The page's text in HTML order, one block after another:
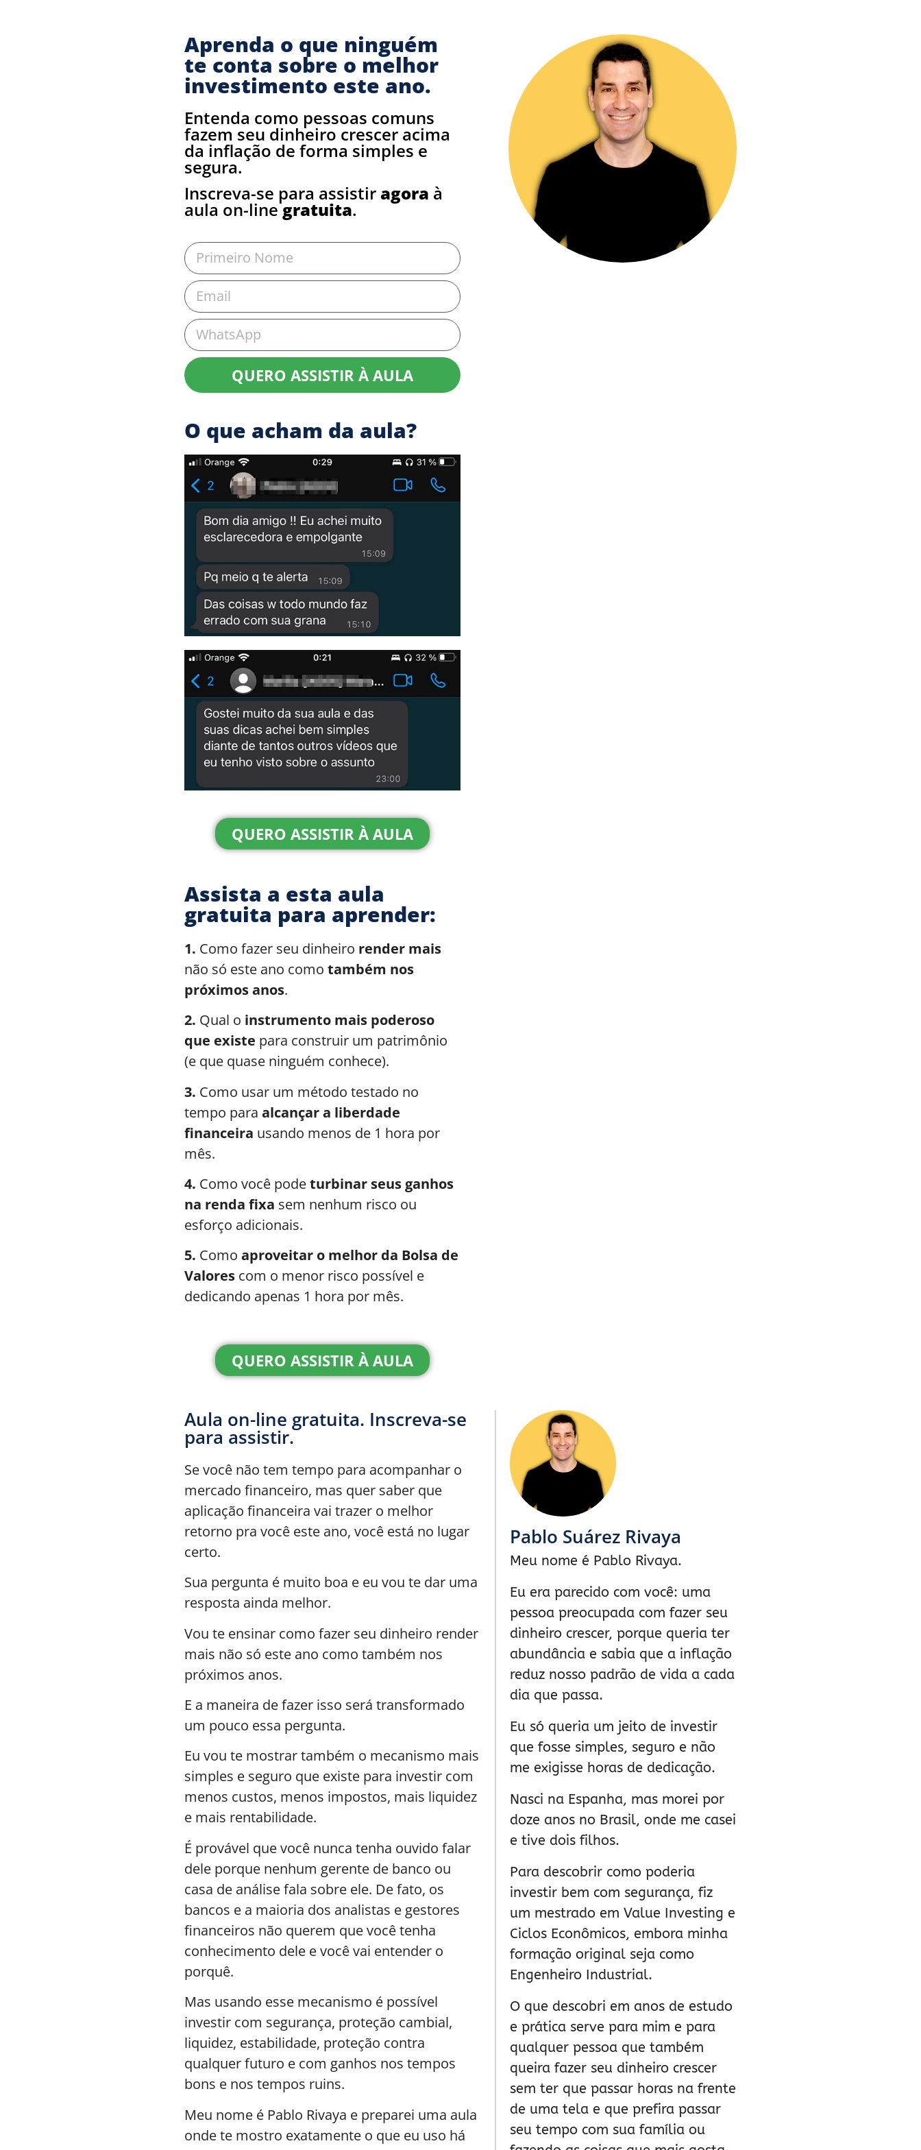
Aprenda o que ninguém
te conta sobre o melhor
investimento este ano.
Entenda como pessoas comuns
fazem seu dinheiro crescer acima
da inflação de forma simples e
segura.
Inscreva-se para assistir agora à
aula on-linegratuita.
QUERO ASSISTIR À AULA
O que acham da aula?
QUERO ASSISTIR À AULA
Assista a esta aula
gratuita para aprender:
1. Como fazer seu dinheiro render mais
não só este ano como também nos
próximos anos.
2. Qual o instrumento mais poderoso
que existe para construir um patrimônio
(e que quase ninguém conhece).
3. Como usar um método testado no
tempo para alcançar a liberdade
financeira usando menos de 1 hora por
mês.
4. Como você podeturbinar seus ganhos
na renda fixa sem nenhum risco ou
esforço adicionais.
5. Como aproveitar o melhor da Bolsa de
Valorescom o menor risco possível e
dedicando apenas 1 hora por mês.
QUERO ASSISTIR À AULA
Aula on-line gratuita. Inscreva-se
para assistir.
Se você não tem tempo para acompanhar o
mercado financeiro, mas quer saber que
aplicação financeira vai trazer o melhor
retorno pra você este ano, você está no lugar
certo.
Sua pergunta é muito boa e eu vou te dar uma
resposta ainda melhor.
Vou te ensinar como fazer seu dinheiro render
mais não só este ano como também nos
próximos anos.
E a maneira de fazer isso será transformado
um pouco essa pergunta.
Eu vou te mostrar também o mecanismo mais
simples e seguro que existe para investir com
menos custos, menos impostos, mais liquidez
e mais rentabilidade.
É provável que você nunca tenha ouvido falar
dele porque nenhum gerente de banco ou
casa de análise fala sobre ele. De fato, os
bancos e a maioria dos analistas e gestores
financeiros não querem que você tenha
conhecimento dele e você vai entender o
porquê.
Mas usando esse mecanismo é possível
investir com segurança, proteção cambial,
liquidez, estabilidade, proteção contra
qualquer futuro e com ganhos nos tempos
bons e nos tempos ruins.
Meu nome é Pablo Rivaya e preparei uma aula
onde te mostro exatamente o que eu uso há
Pablo Suárez Rivaya
Meu nome é Pablo Rivaya.
Eu era parecido com você: uma
pessoa preocupada com fazer seu
dinheiro crescer, porque queria ter
abundância e sabia que a inflação
reduz nosso padrão de vida a cada
dia que passa.
Eu só queria um jeito de investir
que fosse simples, seguro e não
me exigisse horas de dedicação.
Nasci na Espanha, mas morei por
doze anos no Brasil, onde me casei
e tive dois filhos.
Para descobrir como poderia
investir bem com segurança, fiz
um mestrado em Value Investing e
Ciclos Econômicos, embora minha
formação original seja como
Engenheiro Industrial.
O que descobri em anos de estudo
e prática serve para mim e para
qualquer pessoa que também
queira fazer seu dinheiro crescer
sem ter que passar horas na frente
de uma tela e que prefira passar
seu tempo com sua família ou